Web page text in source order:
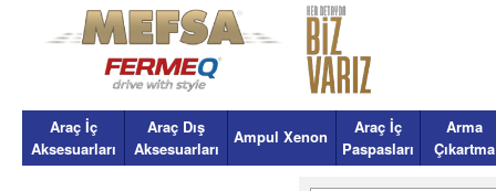
Araç İç
Aksesuarları
Araç Dış
Aksesuarları
Ampul Xenon
Araç İç
Paspasları
Arma
Çıkartma